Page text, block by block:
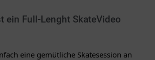
ein Full-Lenght SkateVideo
eine gemütliche Skatesession an